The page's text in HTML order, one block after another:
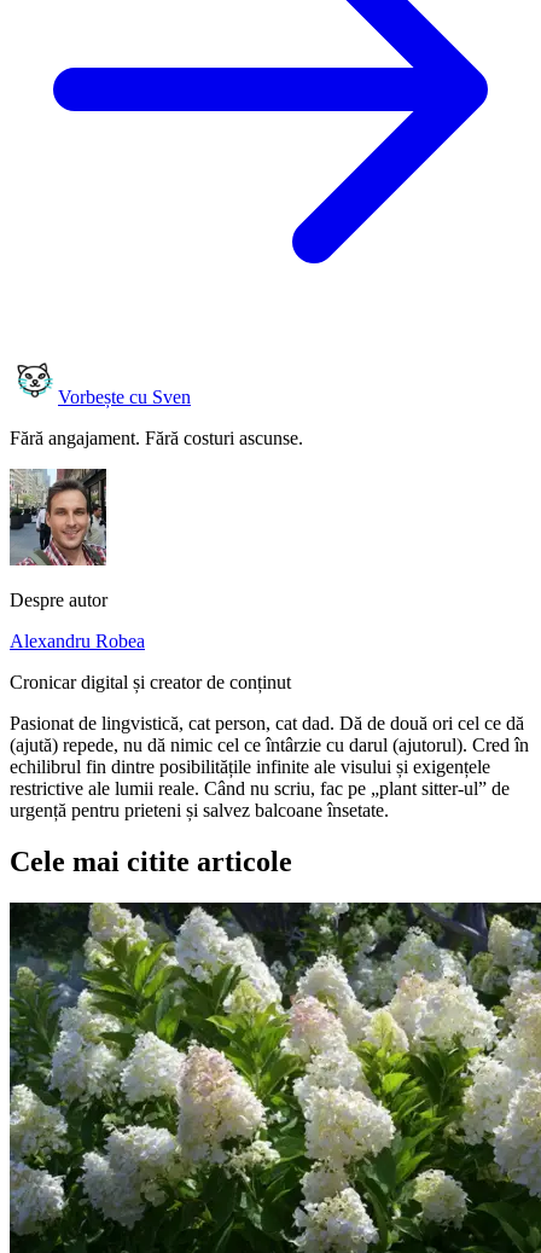
Vorbește cu Sven
Fără angajament. Fără costuri ascunse.
Despre autor
Alexandru Robea
Cronicar digital și creator de conținut
Pasionat de lingvistică, cat person, cat dad. Dă de două ori cel ce dă
(ajută) repede, nu dă nimic cel ce întârzie cu darul (ajutorul). Cred în
echilibrul fin dintre posibilitățile infinite ale visului și exigențele
restrictive ale lumii reale. Când nu scriu, fac pe „plant sitter-ul” de
urgență pentru prieteni și salvez balcoane însetate.
Cele mai citite articole